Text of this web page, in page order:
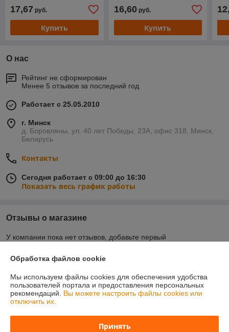
17,67 руб.
Купить
16,60руб.
Купить
О нас
Рейтинг не сформирован
Менее 5 отзывов за последний год
Работает с 25.05.2010
г. Минск
д. Боровляны, ул. 40 лет Победы, 23А, офис 318, Минск,
Беларусь
Контакты
Сегодня работает с 09:00 до 16:30
Показать весь график работы
Отзывы о магазине
У компании пока нет отзывов, добавьте первый
Контакты
Доставка и оплата
Обработка файлов cookie
Мы используем файлы cookies для обеспечения удобства
пользователей портала и предоставления персональных
рекомендаций. Вы можете настроить файлы cookies или
отключить их.
Принять